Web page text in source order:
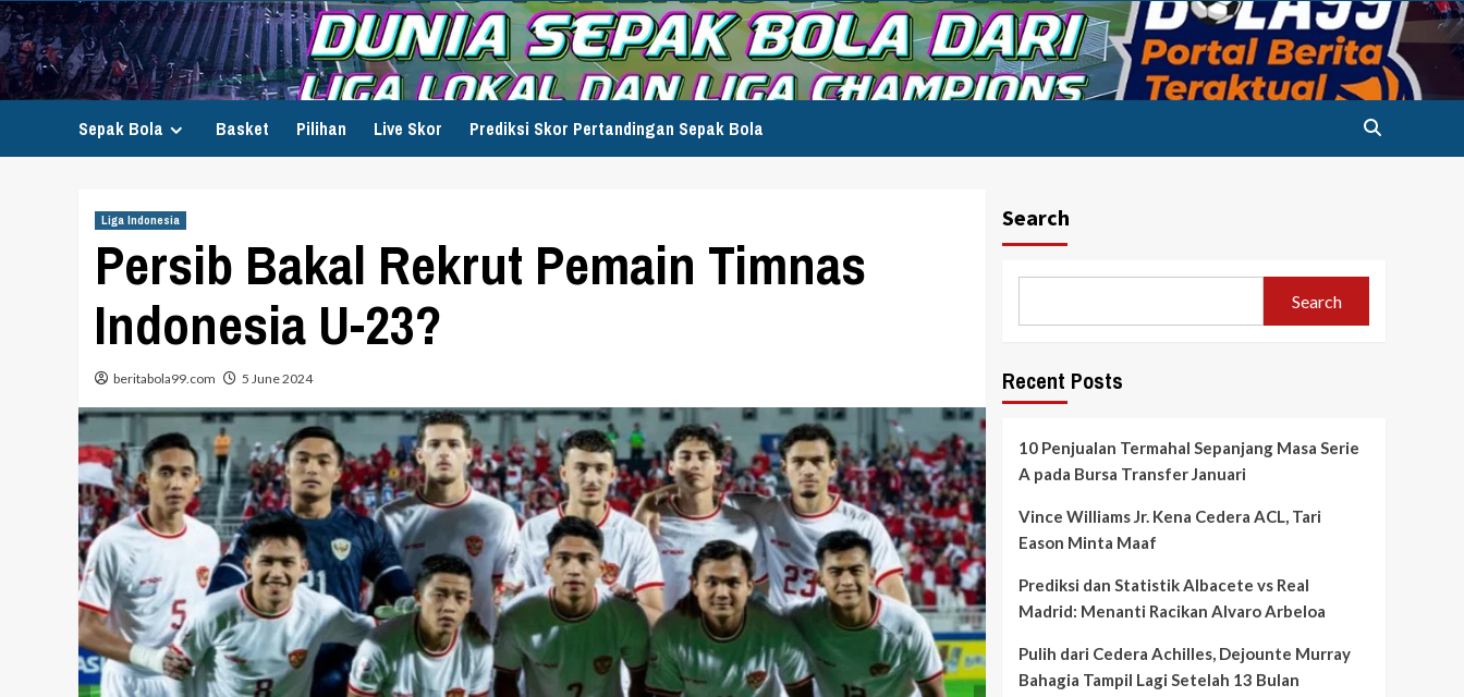
Skip
to
content
Sepak Bola Basket Pilihan Live Skor Prediksi Skor Pertandingan Sepak Bola
Liga Indonesia
Persib Bakal Rekrut Pemain Timnas
Indonesia U-23?
beritabola99.com 5 June 2024
Search
Search
Recent Posts
10 Penjualan Termahal Sepanjang Masa Serie
A pada Bursa Transfer Januari
Vince Williams Jr. Kena Cedera ACL, Tari
Eason Minta Maaf
Prediksi dan Statistik Albacete vs Real
Madrid: Menanti Racikan Alvaro Arbeloa
Pulih dari Cedera Achilles, Dejounte Murray
Bahagia Tampil Lagi Setelah 13 Bulan